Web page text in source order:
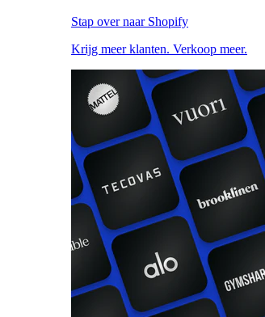
Stap over naar Shopify
Krijg meer klanten. Verkoop meer.